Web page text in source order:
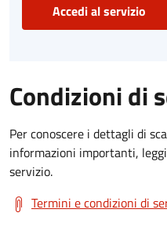
Accedi al servizio
Condizioni di
Per conoscere i dettagli di
informazioni importanti,
servizio.
Termini e condizioni di